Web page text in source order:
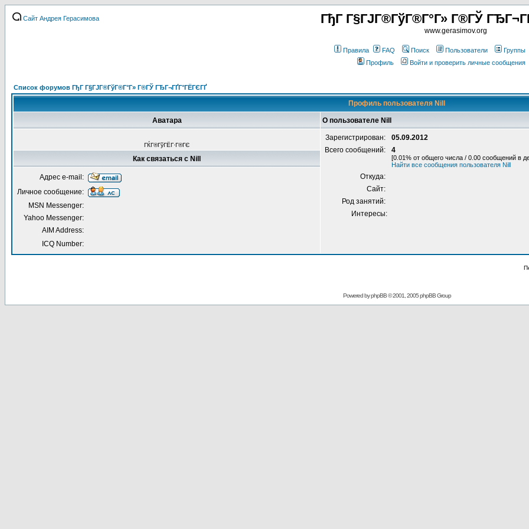
Сайт Андрея Герасимова ГђГ Г§ГЈГ®ГўГ®Г°Г» Г®ГЎ
www.gerasimov.org
Правила FAQ Поиск Пользователи Группы
Профиль
Войти и проверить личные сообщения
Список форумов ГђГ Г§ГЈГ®ГўГ®Г°Г» Г®ГЎ ГЂГ¬ГҐГ°ГЁГЄГҐ
Профиль пользователя Nill
Аватара О пользователе Nill
ГЌГ®ГўГЁГ·Г®ГЄ
Зарегистрирован:
05.09.2012
Всего сообщений:
4
[0.01% от общего числа / 0.00 сообщений в
Найти все сообщения пользователя Nill
Откуда:
Сайт:
Род занятий:
Интересы:
Как связаться с Nill
Адрес e-mail:
Личное сообщение:
MSN Messenger:
Yahoo Messenger:
AIM Address:
ICQ Number:
Powered byphpBB© 2001, 2005 phpBB Group